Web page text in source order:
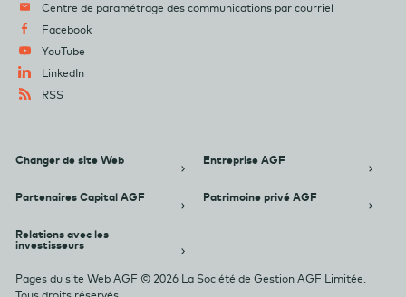
Centre de paramétrage des communications par courriel
Facebook
YouTube
LinkedIn
RSS
Changer de site Web Entreprise AGF
Partenaires Capital AGF Patrimoine privé AGF
Relations avec les
investisseurs
Pages du site Web AGF © 2026 La Société de Gestion AGF Limitée.